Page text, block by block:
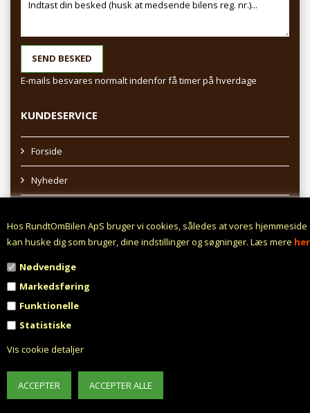
Hos RundtOmBilen ApS bruger vi cookies, således at vores hjemmeside
kan huske dig som bruger, dine indstillinger og søgninger. Læs mere her
Nødvendige
Markedsføring
Funktionelle
Statistiske
Vis cookie detaljer
E-mails besvares normalt indenfor få timer på hverdage
KUNDESERVICE
Forside
Nyheder
Afhentning af varer
Profil
Fortrydelsesret
Fortryd aftale
Fragt fra 0,- !